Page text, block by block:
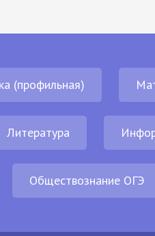
(профильная)
Литература
Обществознание ОГЭ